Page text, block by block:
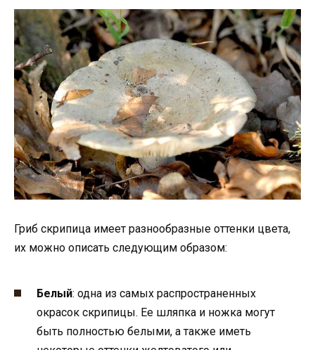
Гриб скрипица имеет разнообразные оттенки цвета,
их можно описать следующим образом:
Белый: одна из самых распространенных
окрасок скрипицы. Ее шляпка и ножка могут
быть полностью белыми, а также иметь